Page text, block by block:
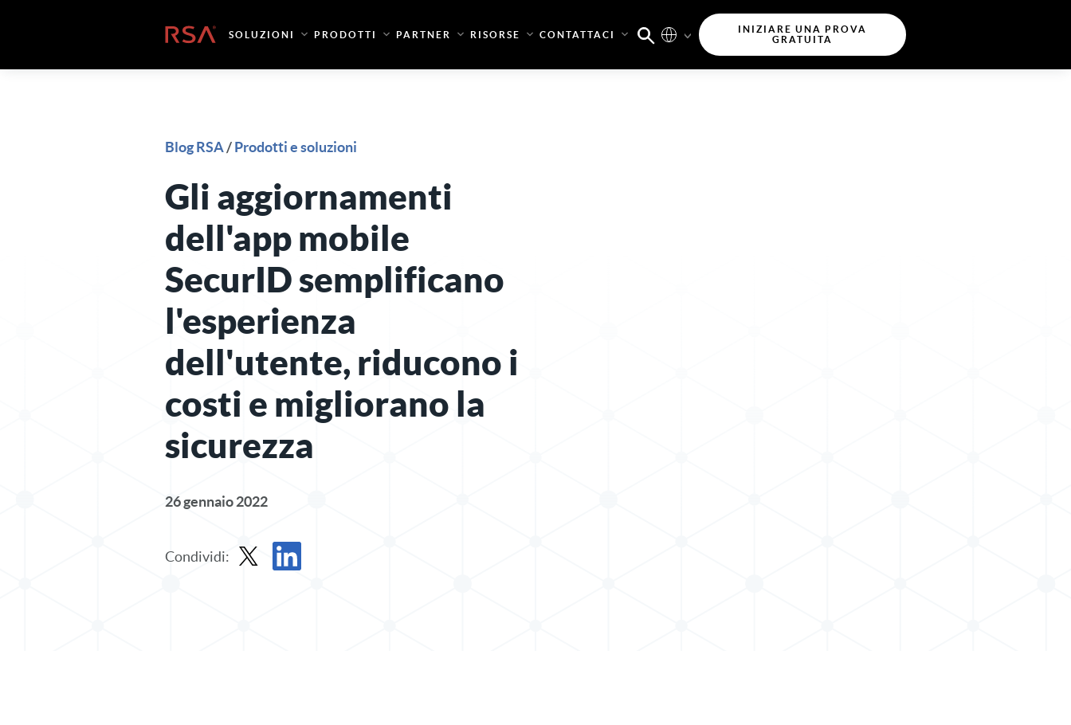
Casa SOLUZIONI PRODOTTI PARTNER RISORSE CONTATTACI
INIZIARE UNA PROVA
GRATUITA
Blog RSA/Prodotti e soluzioni
Gli aggiornamenti
dell'app mobile
SecurID semplificano
l'esperienza
dell'utente, riducono i
costi e migliorano la
sicurezza
26 gennaio 2022
Condividi: